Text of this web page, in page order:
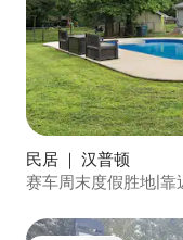
民居 ｜ 汉普顿
赛车周末度假胜地|